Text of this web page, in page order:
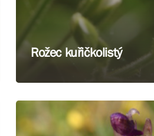
Rožec kuřičkolistý